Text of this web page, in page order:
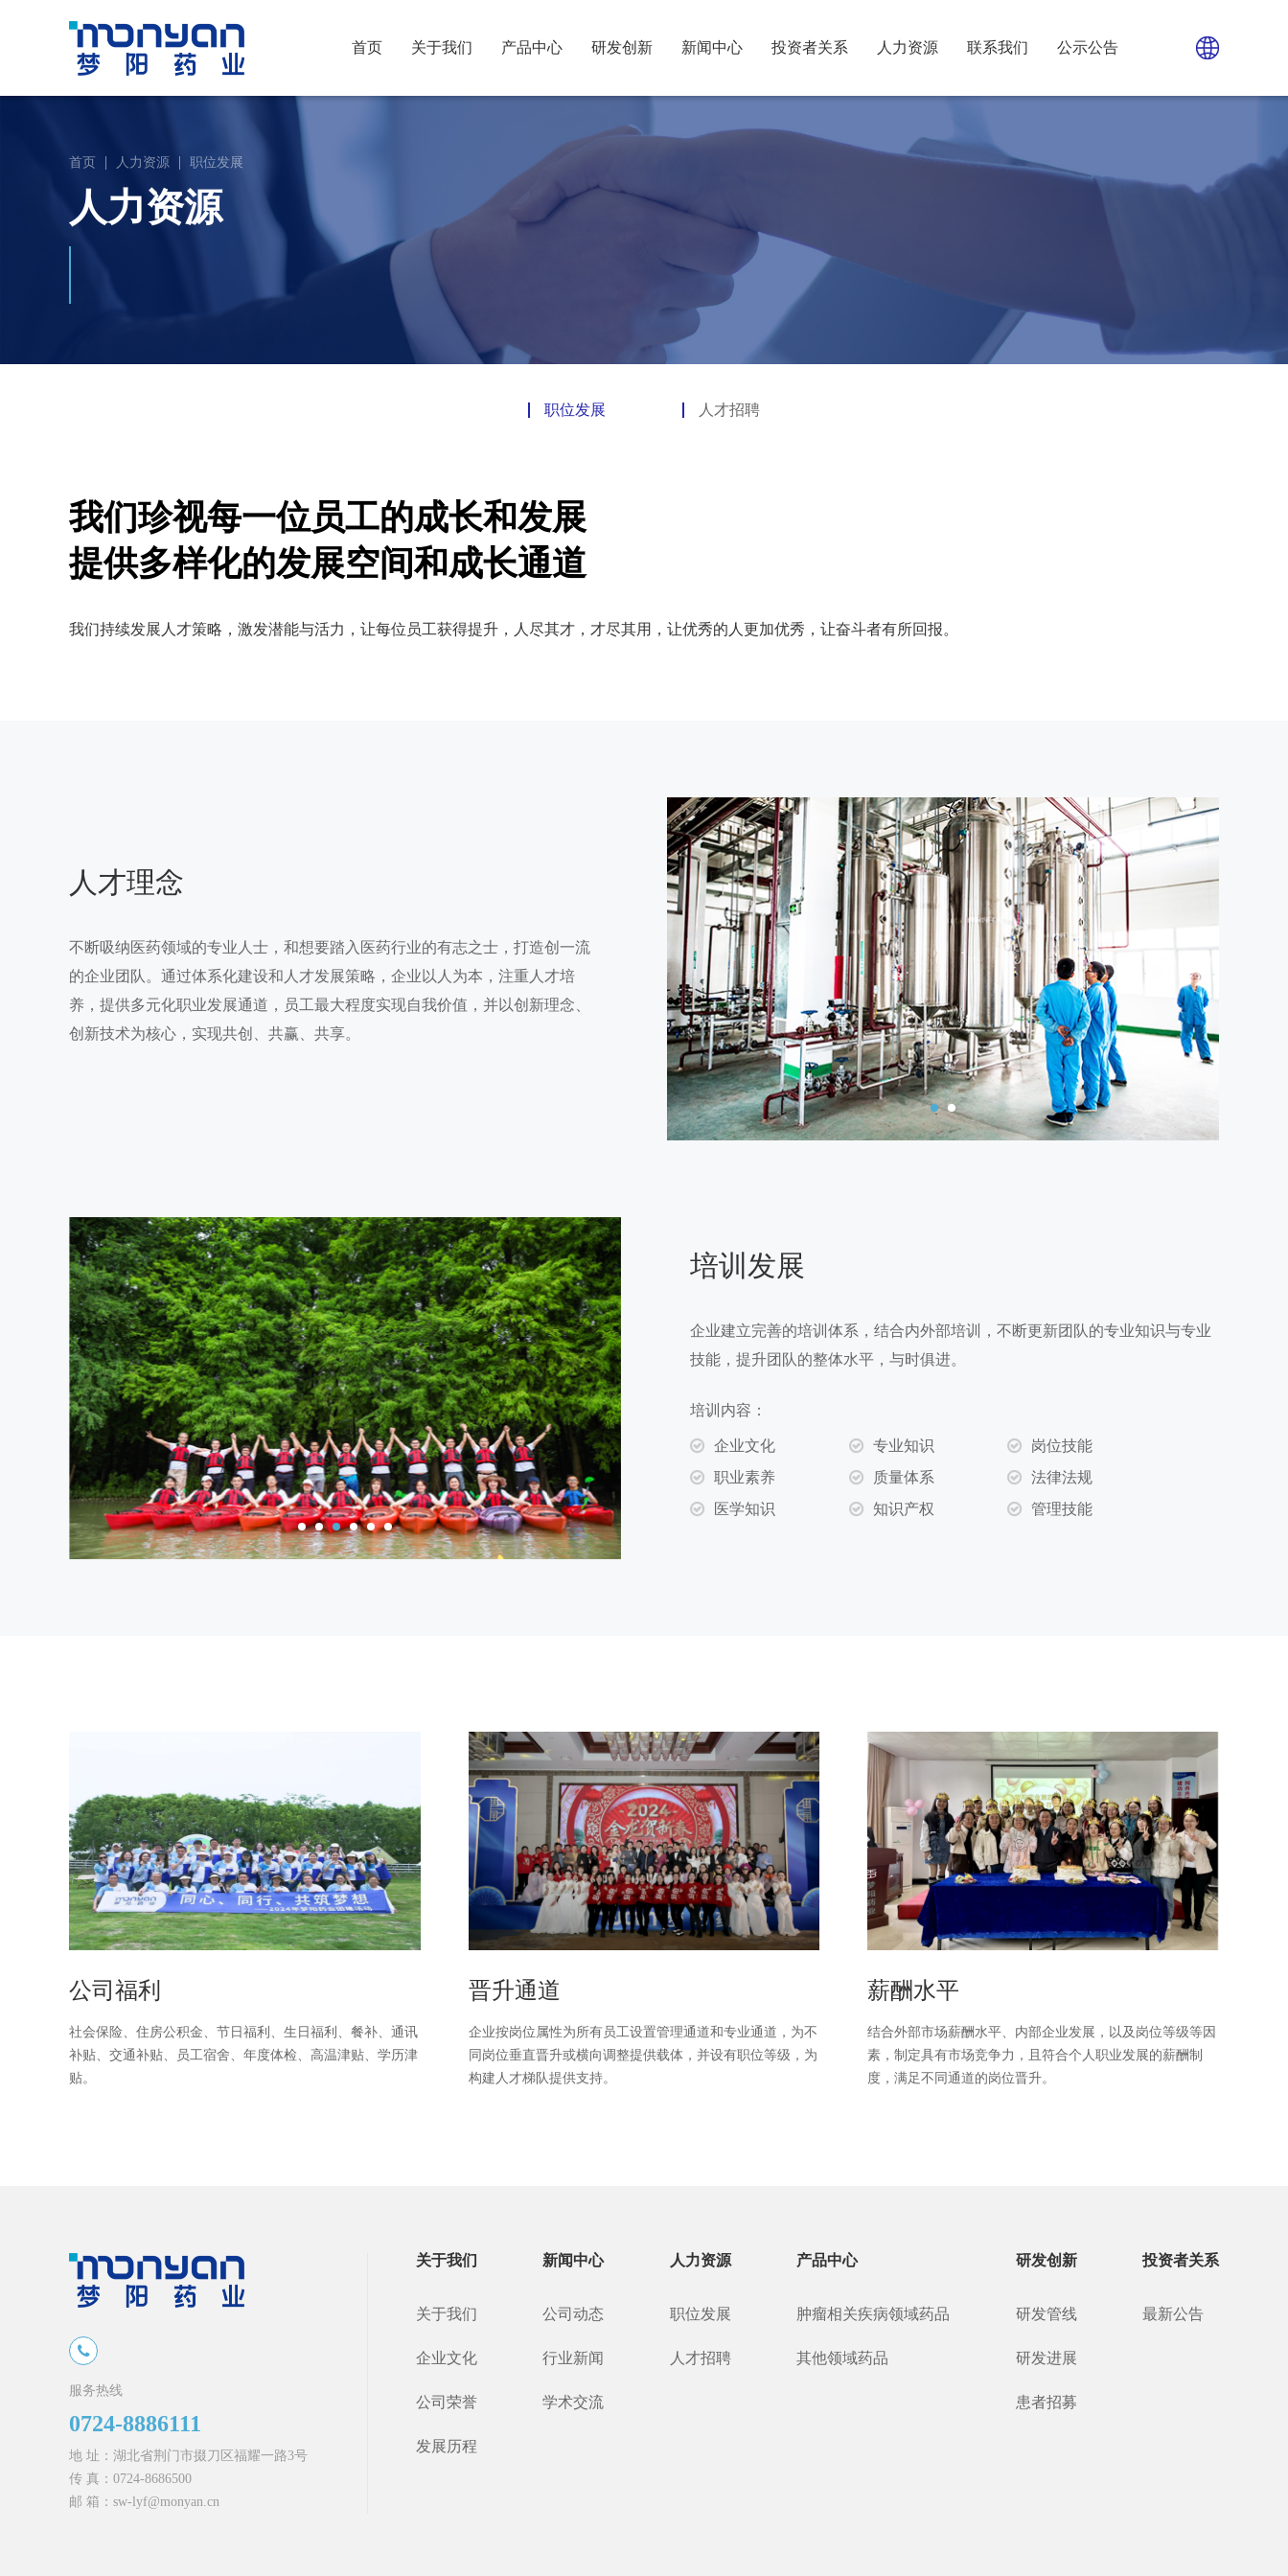
首页 关于我们 产品中心 研发创新 新闻中心 投资者关系 人力资源 联系我们 公示公告
首页 人力资源 职位发展
人力资源
职位发展 人才招聘
我们珍视每一位员工的成长和发展
提供多样化的发展空间和成长通道
我们持续发展人才策略，激发潜能与活力，让每位员工获得提升，人尽其才，才尽其用，让优秀的人更加优秀，让奋斗者有所回报。
人才理念
不断吸纳医药领域的专业人士，和想要踏入医药行业的有志之士，打造创一流
的企业团队。通过体系化建设和人才发展策略，企业以人为本，注重人才培
养，提供多元化职业发展通道，员工最大程度实现自我价值，并以创新理念、
创新技术为核心，实现共创、共赢、共享。
培训发展
企业建立完善的培训体系，结合内外部培训，不断更新团队的专业知识与专业
技能，提升团队的整体水平，与时俱进。
培训内容：
企业文化 专业知识
岗位技能
职业素养
质量体系
法律法规
医学知识
知识产权 管理技能
公司福利
社会保险、住房公积金、节日福利、生日福利、餐补、通讯
补贴、交通补贴、员工宿舍、年度体检、高温津贴、学历津
贴。
晋升通道
企业按岗位属性为所有员工设置管理通道和专业通道，为不
同岗位垂直晋升或横向调整提供载体，并设有职位等级，为
构建人才梯队提供支持。
薪酬水平
结合外部市场薪酬水平、内部企业发展，以及岗位等级等因
素，制定具有市场竞争力，且符合个人职业发展的薪酬制
度，满足不同通道的岗位晋升。
服务热线
0724-8886111
地 址：湖北省荆门市掇刀区福耀一路3号
传 真：0724-8686500
邮 箱：sw-lyf@monyan.cn
关于我们
关于我们
企业文化
公司荣誉
发展历程
新闻中心
公司动态
行业新闻
学术交流
人力资源
职位发展
人才招聘
产品中心
肿瘤相关疾病领域药品
其他领域药品
研发创新
研发管线
研发进展
患者招募
投资者关系
最新公告